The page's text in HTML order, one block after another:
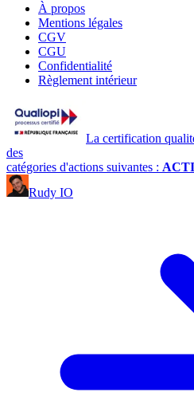
À propos
Mentions légales
CGV
CGU
Confidentialité
Règlement intérieur
La certification
des
catégories d'actions suivantes :
Rudy IO